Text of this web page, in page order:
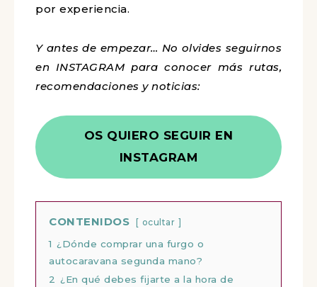
por experiencia.
Y antes de empezar… No olvides seguirnos
en INSTAGRAM para conocer más rutas,
recomendaciones y noticias:
OS QUIERO SEGUIR EN
INSTAGRAM
CONTENIDOS ocultar
1 ¿Dónde comprar una furgo o
autocaravana segunda mano?
2 ¿En qué debes fijarte a la hora de